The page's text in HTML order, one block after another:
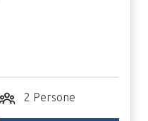
2 Persone